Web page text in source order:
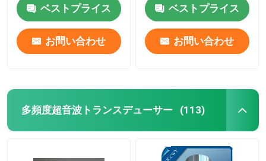
ベストプライス
お問い合わせ
ベストプライス
お問い合わせ
多頻度超音波トランスデューサー (113)